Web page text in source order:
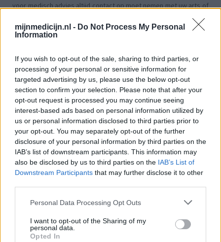
mijnmedicijn.nl - Do Not Process My Personal
Information
If you wish to opt-out of the sale, sharing to third parties, or
processing of your personal or sensitive information for
targeted advertising by us, please use the below opt-out
section to confirm your selection. Please note that after your
opt-out request is processed you may continue seeing
interest-based ads based on personal information utilized by
us or personal information disclosed to third parties prior to
your opt-out. You may separately opt-out of the further
disclosure of your personal information by third parties on the
IAB’s list of downstream participants. This information may
also be disclosed by us to third parties on the IAB’s List of
Downstream Participants that may further disclose it to other
Personal Data Processing Opt Outs
I want to opt-out of the Sharing of my
personal data.
Opted In
voor medisch advies altijd contact op moet nemen met uw arts of